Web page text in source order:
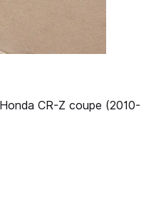
CR-Z coupe (2010-